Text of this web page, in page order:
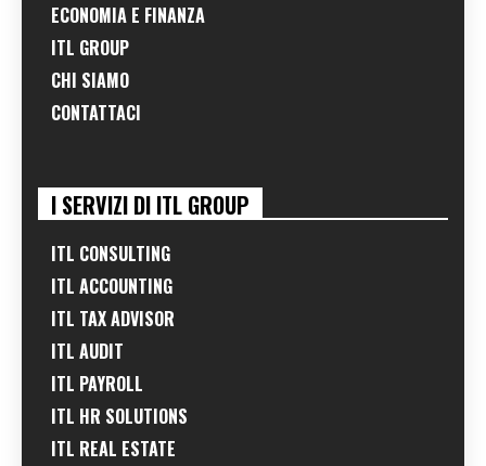
ECONOMIA E FINANZA
ITL GROUP
CHI SIAMO
CONTATTACI
I SERVIZI DI ITL GROUP
ITL CONSULTING
ITL ACCOUNTING
ITL TAX ADVISOR
ITL AUDIT
ITL PAYROLL
ITL HR SOLUTIONS
ITL REAL ESTATE